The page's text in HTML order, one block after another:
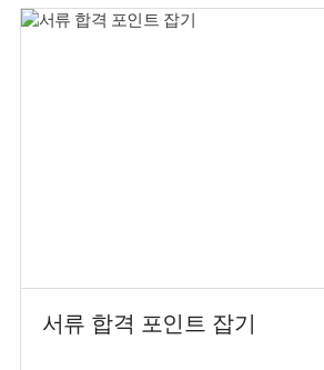
서류 합격 포인트 잡기